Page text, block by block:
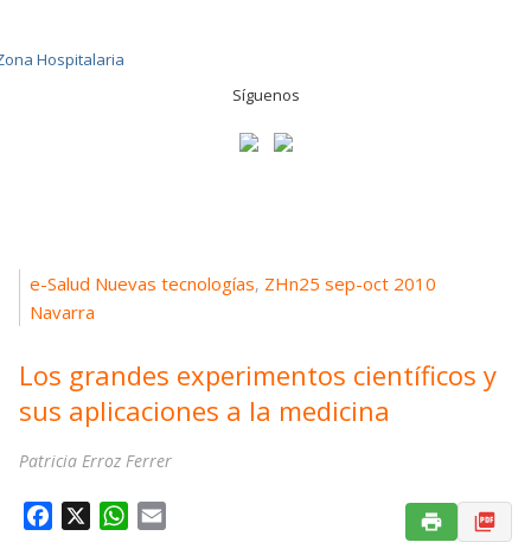
Síguenos
e-Salud Nuevas tecnologías, ZHn25 sep-oct 2010
Navarra
Los grandes experimentos científicos y
sus aplicaciones a la medicina
Patricia Erroz Ferrer
W